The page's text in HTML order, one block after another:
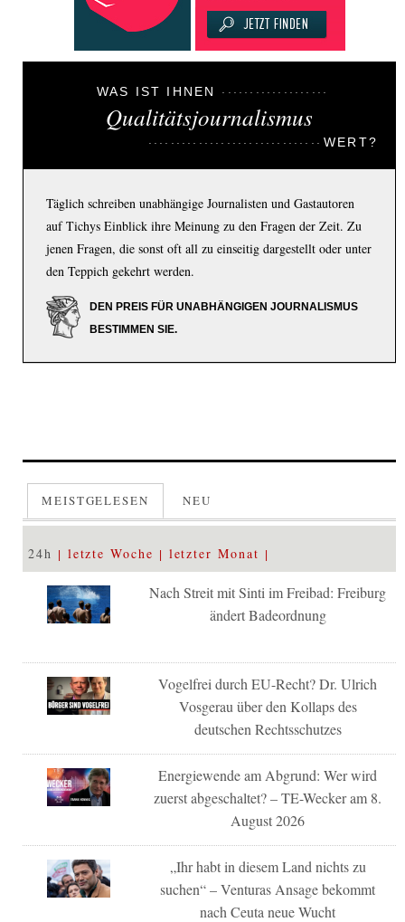
WAS IST IHNEN
Qualitätsjournalismus
WERT?
Täglich schreiben unabhängige Journalisten und Gastautoren
auf Tichys Einblick ihre Meinung zu den Fragen der Zeit. Zu
jenen Fragen, die sonst oft all zu einseitig dargestellt oder unter
den Teppich gekehrt werden.
DEN PREIS FÜR UNABHÄNGIGEN JOURNALISMUS
BESTIMMEN SIE.
MEISTGELESEN NEU
24h letzte Woche letzter Monat
Nach Streit mit Sinti im Freibad: Freiburg
ändert Badeordnung
Vogelfrei durch EU-Recht? Dr. Ulrich
Vosgerau über den Kollaps des
deutschen Rechtsschutzes
Energiewende am Abgrund: Wer wird
zuerst abgeschaltet? – TE-Wecker am 8.
August 2026
„Ihr habt in diesem Land nichts zu
suchen“ – Venturas Ansage bekommt
nach Ceuta neue Wucht